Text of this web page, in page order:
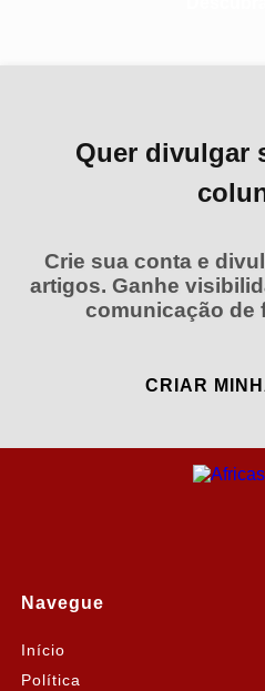
Quer divulgar
Crie sua conta e
artigos. Ganhe
comunicação de
CRIAR
Navegue
Início
Política